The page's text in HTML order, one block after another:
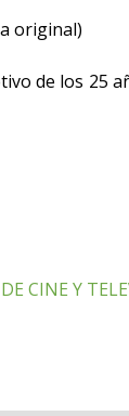
original)
de los 25
CINE Y